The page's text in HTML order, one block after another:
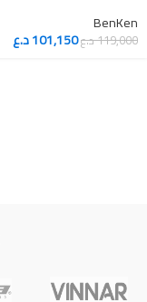
BenKen
119,000د.ع101,150د.ع